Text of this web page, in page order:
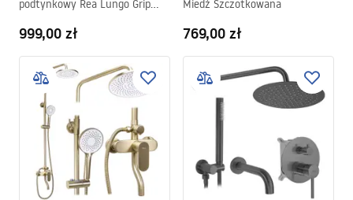
podtynkowy Rea Lungo Grip
999,00 zł
Miedź Szczotkowana
769,00 zł